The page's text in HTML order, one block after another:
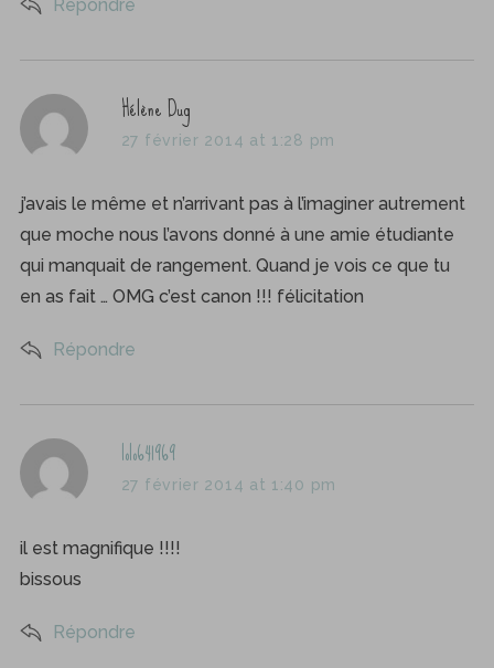
Répondre
s
a
s
:
Hélène Dug
27 février 2014 at 1:28 pm
j’avais le même et n’arrivant pas à l’imaginer autrement
que moche nous l’avons donné à une amie étudiante
qui manquait de rangement. Quand je vois ce que tu
en as fait … OMG c’est canon !!! félicitation
Répondre
s
a
s
lolo641969
27 février 2014 at 1:40 pm
il est magnifique !!!!
bissous
Répondre
S
r
c
f